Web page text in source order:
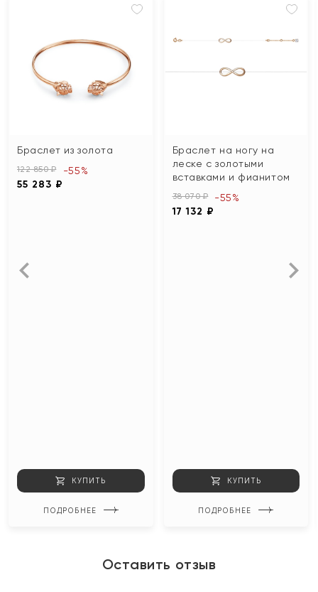
Браслет из золота
122 850 ₽
55 283 ₽
-55%
КУПИТЬ
ПОДРОБНЕЕ
Браслет на ногу на
леске с золотыми
вставками и фианитом
38 070 ₽
17 132 ₽
-55%
КУПИТЬ
ПОДРОБНЕЕ
Оставить отзыв